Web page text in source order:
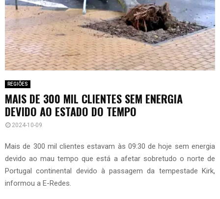
REGIÕES
MAIS DE 300 MIL CLIENTES SEM ENERGIA
DEVIDO AO ESTADO DO TEMPO
2024-10-09
Mais de 300 mil clientes estavam às 09:30 de hoje sem energia
devido ao mau tempo que está a afetar sobretudo o norte de
Portugal continental devido à passagem da tempestade Kirk,
informou a E-Redes.